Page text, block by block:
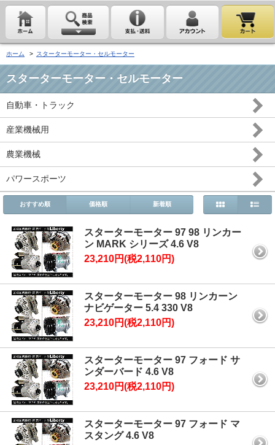
ホーム > スターターモーター・セルモーター
スターターモーター・セルモーター
自動車・トラック
産業機械用
農業機械
パワースポーツ
おすすめ順 価格順 新着順
スターターモーター 97 98 リンカー
ン MARK シリーズ 4.6 V8
23,210円(税2,110円)
スターターモーター 98 リンカーン
ナビゲーター 5.4 330 V8
23,210円(税2,110円)
スターターモーター 97 フォード サ
ンダーバード 4.6 V8
23,210円(税2,110円)
スターターモーター 97 フォード マ
スタング 4.6 V8